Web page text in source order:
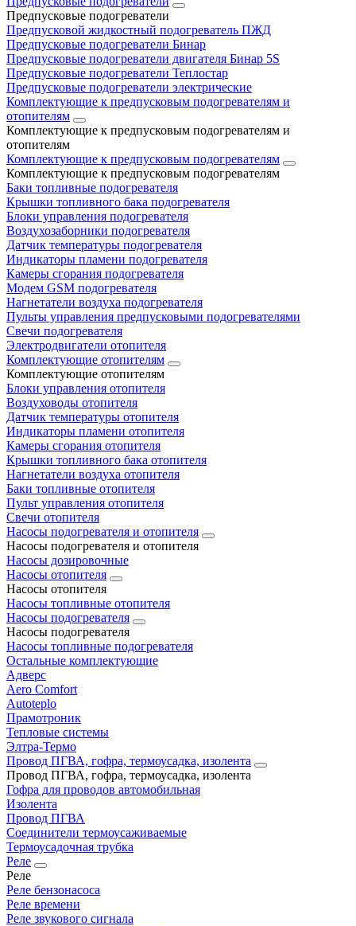
Предпусковые подогреватели
Предпусковой жидкостный подогреватель ПЖД
Предпусковые подогреватели Бинар
Предпусковые подогреватели двигателя Бинар 5S
Предпусковые подогреватели Теплостар
Предпусковые подогреватели электрические
Комплектующие к предпусковым подогревателям и
отопителям
Комплектующие к предпусковым подогревателям и
отопителям
Комплектующие к предпусковым подогревателям
Комплектующие к предпусковым подогревателям
Баки топливные подогревателя
Крышки топливного бака подогревателя
Блоки управления подогревателя
Воздухозаборники подогревателя
Датчик температуры подогревателя
Индикаторы пламени подогревателя
Камеры сгорания подогревателя
Модем GSM подогревателя
Нагнетатели воздуха подогревателя
Пульты управления предпусковыми подогревателями
Свечи подогревателя
Электродвигатели отопителя
Комплектующие отопителям
Комплектующие отопителям
Блоки управления отопителя
Воздуховоды отопителя
Датчик температуры отопителя
Индикаторы пламени отопителя
Камеры сгорания отопителя
Крышки топливного бака отопителя
Нагнетатели воздуха отопителя
Баки топливные отопителя
Пульт управления отопителя
Свечи отопителя
Насосы подогревателя и отопителя
Насосы подогревателя и отопителя
Насосы дозировочные
Насосы отопителя
Насосы отопителя
Насосы топливные отопителя
Насосы подогревателя
Насосы подогревателя
Насосы топливные подогревателя
Остальные комплектующие
Адверс
Aero Comfort
Autoteplo
Прамотроник
Тепловые системы
Элтра-Термо
Провод ПГВА, гофра, термоусадка, изолента
Провод ПГВА, гофра, термоусадка, изолента
Гофра для проводов автомобильная
Изолента
Провод ПГВА
Соединители термоусаживаемые
Термоусадочная трубка
Реле
Реле
Реле бензонасоса
Реле времени
Реле звукового сигнала